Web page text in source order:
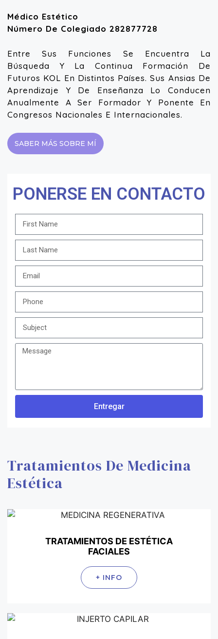
Médico Estético
Número De Colegiado 282877728
Entre Sus Funciones Se Encuentra La
Búsqueda Y La Continua Formación De
Futuros KOL En Distintos Países. Sus Ansias De
Aprendizaje Y De Enseñanza Lo Conducen
Anualmente A Ser Formador Y Ponente En
Congresos Nacionales E Internacionales.
SABER MÁS SOBRE MÍ
PONERSE EN CONTACTO
Entregar
Tratamientos De Medicina
Estética
TRATAMIENTOS DE ESTÉTICA
FACIALES
+ INFO